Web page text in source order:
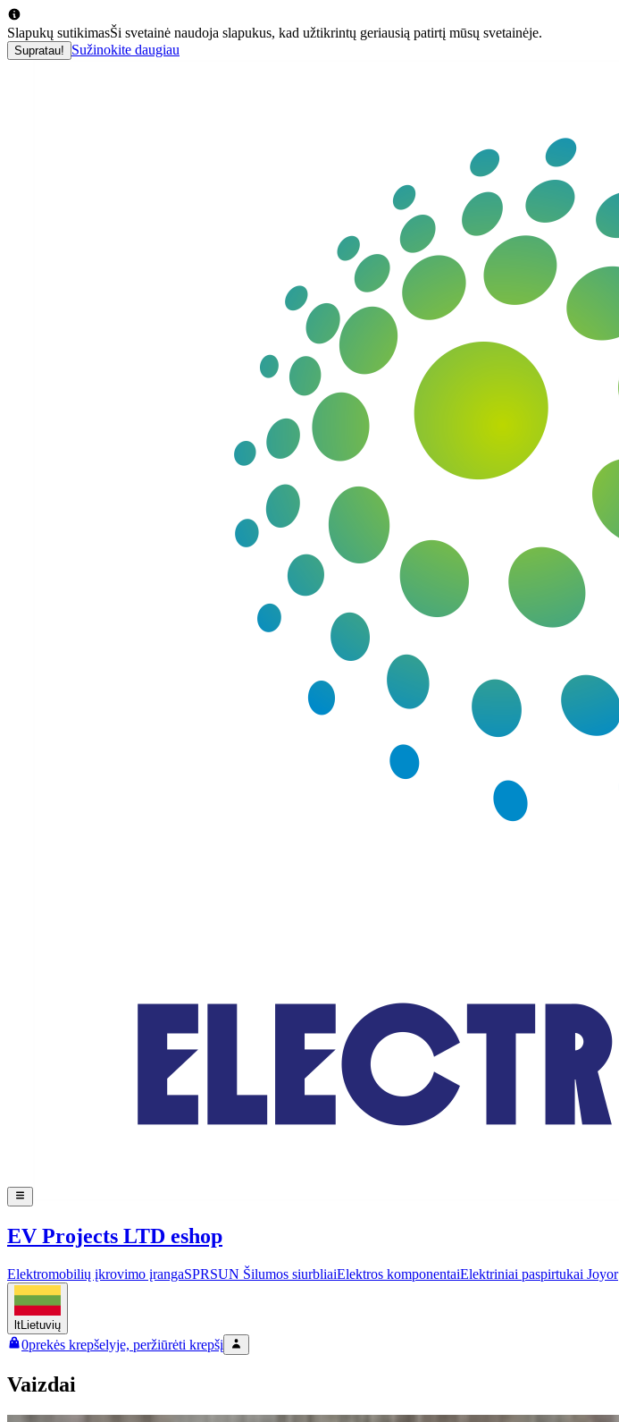
Slapukų sutikimasŠi svetainė naudoja slapukus, kad užtikrintų geriausią patirtį mūsų svetainėje.
Supratau! Sužinokite daugiau
EV Projects LTD eshop
Elektromobilių įkrovimo įrangaSPRSUN Šilumos siurbliaiElektros komponentaiElektriniai paspirtukai Joyor
ltLietuvių
0prekės krepšelyje, peržiūrėti krepšį
Vaizdai